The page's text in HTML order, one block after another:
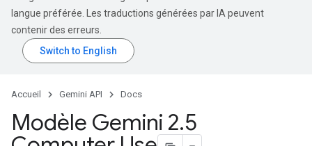
langue préférée. Les traductions générées par IA peuvent
contenir des erreurs.
Accueil Gemini API Docs
Modèle Gemini 2.5